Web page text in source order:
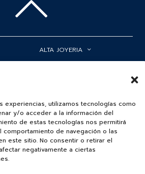
experiencias, utilizamos tecnologías como
y/o acceder a la información del
de estas tecnologías nos permitirá
de navegación o las
este sitio. No consentir o retirar el
negativamente a ciertas
ALTA JOYERIA
SERVICIOS